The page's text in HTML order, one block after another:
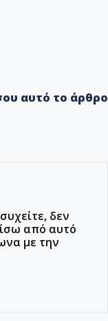
αυτό το άρθρο
δεν
από αυτό
με την